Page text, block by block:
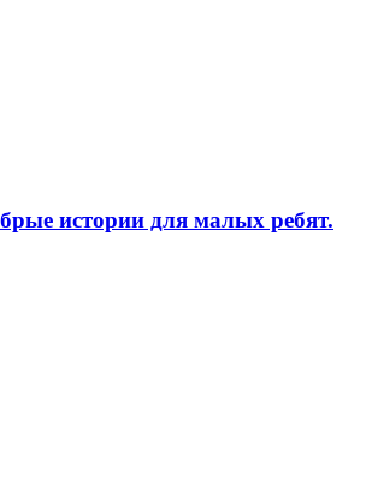
истории для малых ребят.